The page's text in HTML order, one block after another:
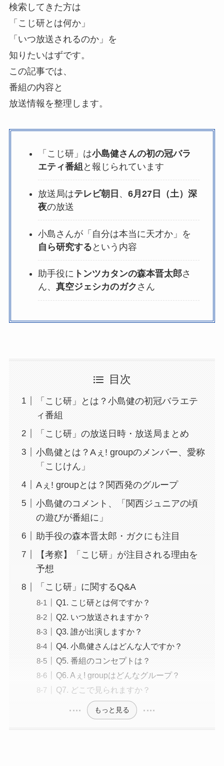
検索してきた方は
「こじ研とは何か」
「いつ放送されるのか」を
知りたいはずです。
この記事では、
番組の内容と
放送情報を整理します。
「こじ研」は小島健さんの初の冠バラ
エティ番組 と報じられています
放送局はテレビ朝日 、 6月27日（土）深
夜の放送
小島さんが「自分は本当に天才か」を
自ら研究する という内容
助手役に トンツカタンの森本晋太郎さ
ん、 真空ジェシカのガク さん
目次
「こじ研」とは？小島健の初冠バラエテ
ィ番組
「こじ研」の放送日時・放送局まとめ
小島健とは？Aぇ! groupのメンバー、愛称
「こじけん」
Aぇ! groupとは？関西発のグループ
小島健のコメント、「関西ジュニアの頃
の遊びが番組に」
助手役の森本晋太郎・ガクにも注目
【考察】「こじ研」が注目される理由を
予想
「こじ研」に関するQ&A
Q1. こじ研とは何ですか？
Q2. いつ放送されますか？
Q3. 誰が出演しますか？
Q4. 小島健さんはどんな人ですか？
Q5. 番組のコンセプトは？
Q6. Aぇ! groupはどんなグループ？
Q7. どこで見られますか？
もっと見る